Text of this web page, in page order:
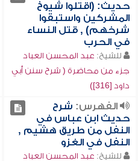
حديث: (اقتلوا شيوخ
المشركين واستبقوا
شرخهم) , قتل النساء
في الحرب
للشيخ: عبد المحسن العباد
جزء من محاضرة ( شرح سنن أبي
داود [316])
الفهرس: شرح
حديث ابن عباس في
النفل من طريق هشيم ,
النفل في الغزو
للشيخ: عبد المحسن العباد